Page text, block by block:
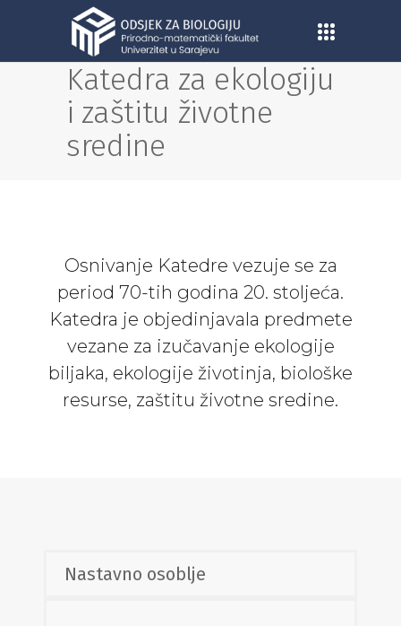
Katedra za ekologiju
i zaštitu životne
sredine
Osnivanje Katedre vezuje se za
period 70-tih godina 20. stoljeća.
Katedra je objedinjavala predmete
vezane za izučavanje ekologije
biljaka, ekologije životinja, biološke
resurse, zaštitu životne sredine.
Nastavno osoblje